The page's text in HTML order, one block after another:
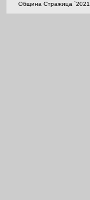
Община Стражица `2021